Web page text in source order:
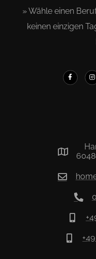
» Wähle einen
keinen einzigen